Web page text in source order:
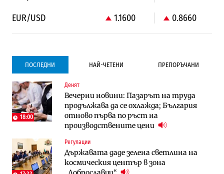
EUR/USD
1.1600 0.8660
ПОСЛЕДНИ НАЙ-ЧЕТЕНИ ПРЕПОРЪЧАНИ
18:00
Денят
Вечерни новини: Пазарът на труда
продължава да се охлажда; България
отново първа по ръст на
производствените цени
Регулации
Държавата даде зелена светлина на
космическия център в зона
Компании
Vivacom предлага над 150 устройства с
90% отстъпка през август
10:33
Столична община избра изпълнител за
преместването на трамвайното
трасе по бул. „Скобелев“
Компании
Vivacom предлага над 150 устройства с
90% отстъпка през август
Последни дни с обозначаване на цените
в лева: Какво предстои?